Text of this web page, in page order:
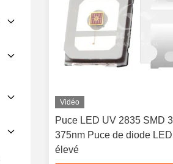
Vidéo
Puce LED UV 2835 SMD
375nm Puce de diode
élevé